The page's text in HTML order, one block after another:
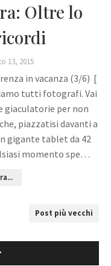
Oltre lo
13, 2015
in vacanza (3/6) [
tutti fotografi. Vai
giaculatorie per non
piazzatisi davanti a
gigante tablet da 42
momento spe…
Post più vecchi